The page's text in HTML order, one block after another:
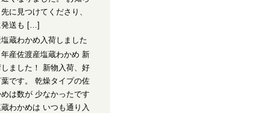
に見つけてくださり、
発送も […]
蔵わかめ入荷しました
産佐渡産塩蔵わかめ 新
ました！ 新物入荷、好
葉です。 乾燥タイプの佐
は数が 少なかったです
わかめは いつも通り入